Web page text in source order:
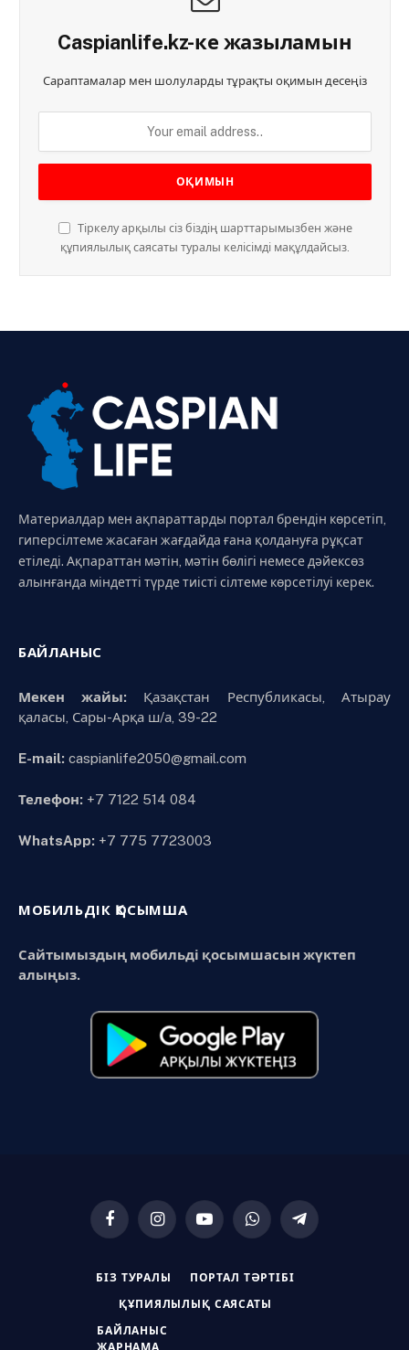
Caspianlife.kz-ке жазыламын
Сараптамалар мен шолуларды тұрақты оқимын десеңіз
Тіркелу арқылы сіз біздің шарттарымызбен және
құпиялылық саясаты туралы келісімді мақұлдайсыз.
Материалдар мен ақпараттарды портал брендін көрсетіп,
гиперсілтеме жасаған жағдайда ғана қолдануға рұқсат
етіледі. Ақпараттан мәтін, мәтін бөлігі немесе дәйексөз
алынғанда міндетті түрде тиісті сілтеме көрсетілуі керек.
БАЙЛАНЫС
Мекен жайы:Қазақстан Республикасы, Атырау
қаласы, Сары-Арқа ш/а, 39-22
E-mail: caspianlife2050@gmail.com
Телефон: +7 7122 514 084
WhatsApp: +7 775 7723003
МОБИЛЬДІК ҚОСЫМША
Сайтымыздың мобильді қосымшасын жүктеп
алыңыз.
FacebookInstagramYouTubeWhatsAppTelegram
БІЗ ТУРАЛЫ ПОРТАЛ ТӘРТІБІ
ҚҰПИЯЛЫЛЫҚ САЯСАТЫ
БАЙЛАНЫС